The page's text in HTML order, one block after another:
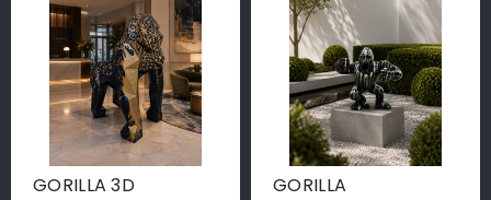
GORILLA 3D GORILLA